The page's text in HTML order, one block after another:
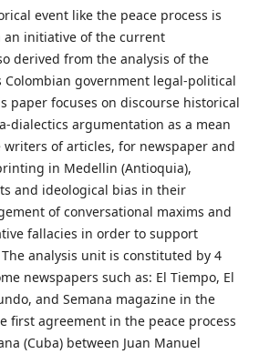
event like the peace process is
initiative of the current
derived from the analysis of the
Colombian government legal-political
paper focuses on discourse historical
dialectics argumentation as a mean
of articles, for newspaper and
in Medellin (Antioquia),
and ideological bias in their
of conversational maxims and
fallacies in order to support
analysis unit is constituted by 4
newspapers such as: El Tiempo, El
and Semana magazine in the
first agreement in the peace process
(Cuba) between Juan Manuel